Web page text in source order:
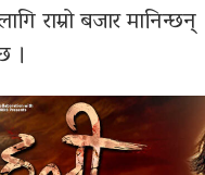
राम्रो बजार
।